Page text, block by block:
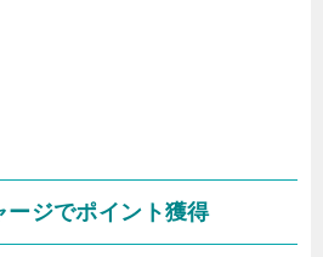
ジでポイント獲得